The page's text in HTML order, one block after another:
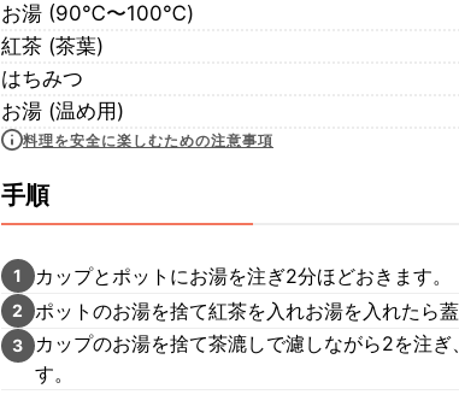
お湯 (90℃〜100℃)
紅茶 (茶葉)
はちみつ
お湯 (温め用)
料理を安全に楽しむための注意事項
手順
1 カップとポットにお湯を注ぎ2分ほどおきます。
2 ポットのお湯を捨て紅茶を入れお湯を入れたら
3
カップのお湯を捨て茶漉しで濾しながら2を注
す。